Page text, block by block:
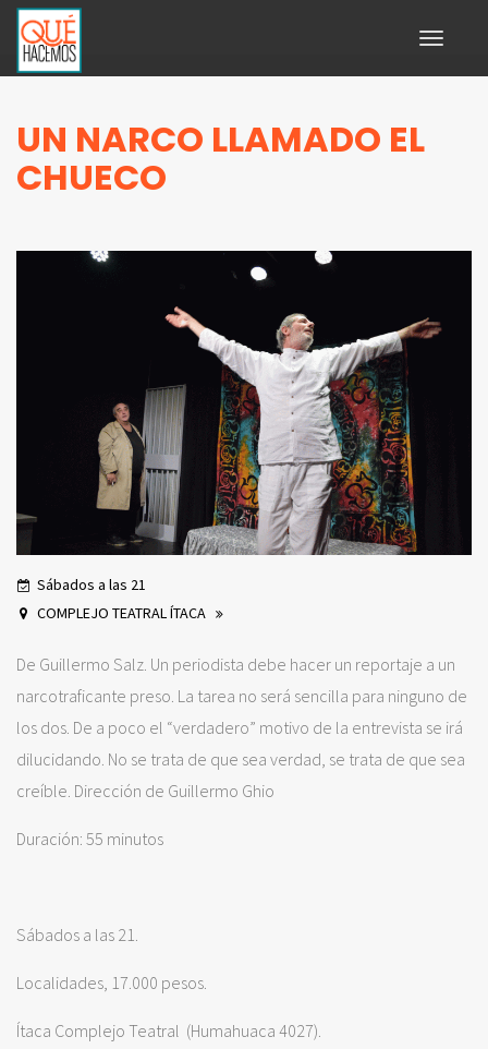
Toggle
UN NARCO LLAMADO EL
CHUECO
Sábados a las 21
COMPLEJO TEATRAL ÍTACA
De Guillermo Salz. Un periodista debe hacer un reportaje a un
narcotraficante preso. La tarea no será sencilla para ninguno de
los dos. De a poco el “verdadero” motivo de la entrevista se irá
dilucidando. No se trata de que sea verdad, se trata de que sea
creíble. Dirección de Guillermo Ghio
Duración: 55 minutos
Sábados a las 21.
Localidades, 17.000 pesos.
Ítaca Complejo Teatral (Humahuaca 4027).